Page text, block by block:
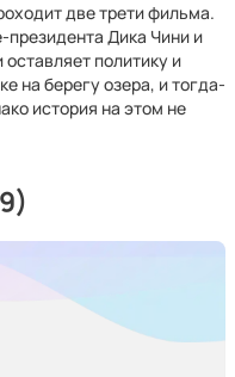
две трети фильма.
президента Дика Чини и
политику и
на берегу озера, и тогда-
история на этом не